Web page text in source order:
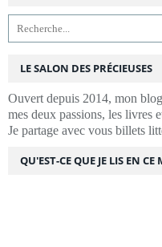
LE SALON DES PRÉCIEUSES
Ouvert depuis 2014, mon
mes deux passions, les livres
Je partage avec vous billets
QU'EST-CE QUE JE LIS EN